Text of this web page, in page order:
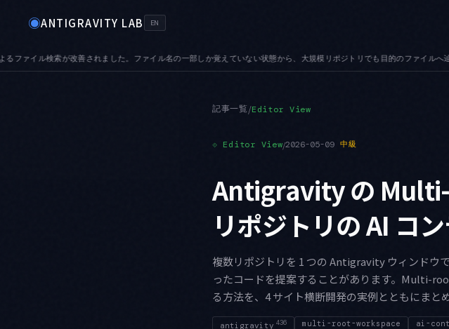
◉ANTIGRAVITY LAB EN
い状態から、大規模リポジトリでも目的のファイルへ辿り着けます● AUDIO — 音声ファイルの描画に対応しました。
記事一覧/Editor View
⟐ Editor View/2026-05-09 中級
Antigravity の
リポジトリの AI コ
複数リポジトリを 1 つの Antigravity ウィンドウ
ったコードを提案することがあります。Multi-
る方法を、4 サイト横断開発の実例とともにまと
antigravity 436 multi-root-workspace ai-